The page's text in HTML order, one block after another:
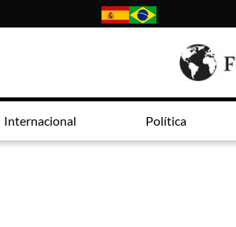
Internacional Política